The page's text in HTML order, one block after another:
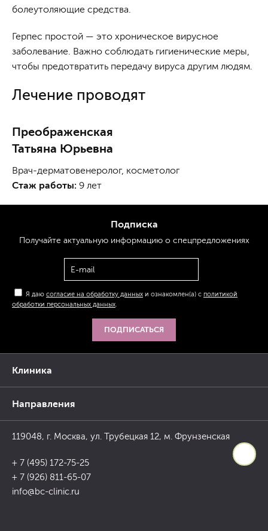
болеутоляющие средства.
Герпес простой — это хроническое вирусное
заболевание. Важно соблюдать гигиенические меры,
чтобы предотвратить передачу вируса другим людям.
Лечение проводят
Преображенская
Татьяна Юрьевна
Врач-дерматовенеролог, косметолог
Стаж работы: 9 лет
Клиника
Направления
119048, г. Москва, ул. Трубецкая 12, м. Фрунзенская
+ 7 (495) 172-75-25
+ 7 (926) 811-65-07
info@bc-clinic.ru
Подписка
Получайте актуальнуюинформациюо спецпредложениях
Я даю согласие на обработку данных и ознакомлен(а) с политикой
обработки персональных данных
ПОДПИСАТЬСЯ